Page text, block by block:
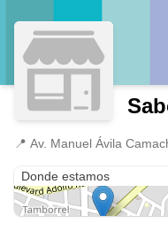
📍 Av. Manuel Ávila
Donde estamos